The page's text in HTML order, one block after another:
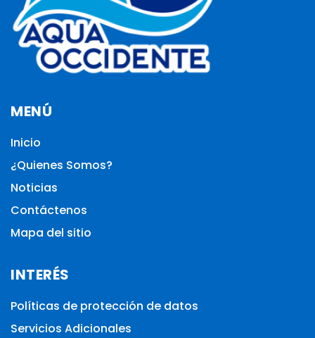
MENÚ
Inicio
¿Quienes Somos?
Noticias
Contáctenos
Mapa del sitio
INTERÉS
Políticas de protección de datos
Servicios Adicionales